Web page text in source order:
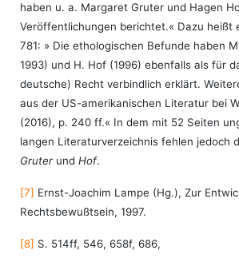
haben u. a. Margaret Gruter und Hagen
Veröffentlichungen berichtet.« Dazu heißt
781: » Die ethologischen Befunde haben
1993) und H. Hof (1996) ebenfalls als für
deutsche) Recht verbindlich erklärt.
aus der US-amerikanischen Literatur bei
(2016), p. 240 ff.« In dem mit 52 Seiten
langen Literaturverzeichnis fehlen jedoch
Gruterund Hof.
[7] Ernst-Joachim Lampe (Hg.), Zur
Rechtsbewußtsein, 1997.
[8] S. 514ff, 546, 658f, 686,